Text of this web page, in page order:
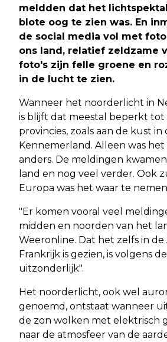
meldden dat het
blote oog te zien was. En
de social media vol met
ons land, relatief zeldzame
foto's zijn felle groene en
in de lucht te zien.
Wanneer het noorderlicht in
is blijft dat meestal beperkt
provincies, zoals aan de kust in
Kennemerland. Alleen was
anders. De meldingen
land en nog veel verder. Ook
Europa was het waar te
"Er komen vooral veel
midden en noorden van het
Weeronline. Dat het zelfs in
Frankrijk is gezien, is volgens
uitzonderlijk".
Het noorderlicht, ook wel
genoemd, ontstaat wanneer
de zon wolken met elektrisch
naar de atmosfeer van de